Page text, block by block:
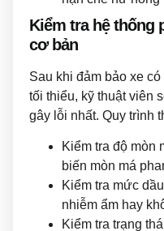
Kiểm tra hệ thống
cơ bản
Sau khi đảm bảo xe
tối thiểu, kỹ thuật viên
gây lỗi nhất. Quy trình
Kiểm tra độ mòn
biến mòn má
Kiểm tra mức
nhiễm ẩm hay
Kiểm tra trạng